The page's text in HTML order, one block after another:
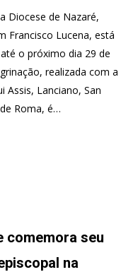
Diocese de Nazaré,
Francisco Lucena, está
o próximo dia 29 de
realizada com a
Assis, Lanciano, San
Roma, é…
comemora seu
na